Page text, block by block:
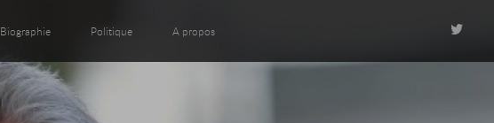
Biographie Politique A propos